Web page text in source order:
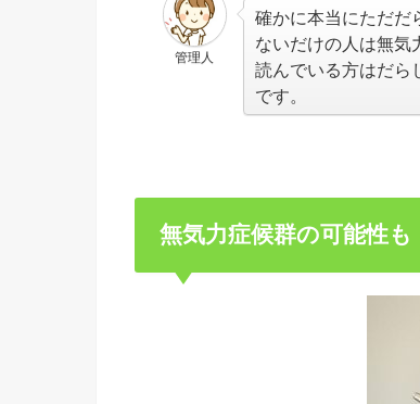
管理人
確かに本当にただだ
ないだけの人は無気
読んでいる方はだら
です。
無気力症候群の可能性も